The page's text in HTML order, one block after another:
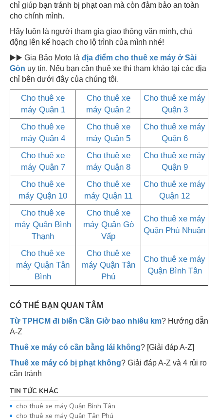
chỉ giúp bạn tránh bị phạt oan mà còn đảm bảo an toàn
cho chính mình.
Hãy luôn là người tham gia giao thông văn minh, chủ
động lên kế hoạch cho lộ trình của mình nhé!
▶️▶️ Gia Bảo Moto là địa điểm cho thuê xe máy ở Sài
Gòn uy tín. Nếu bạn cần thuê xe thì tham khảo tại các địa
chỉ bên dưới đây của chúng tôi.
Cho thuê xe
máy Quận 1
Cho thuê xe
máy Quận 2
Cho thuê xe máy
Quận 3
Cho thuê xe
máy Quận 4
Cho thuê xe
máy Quận 5
Cho thuê xe máy
Quận 6
Cho thuê xe
máy Quận 7
Cho thuê xe
máy Quận 8
Cho thuê xe máy
Quận 9
Cho thuê xe
máy Quận 10
Cho thuê xe
máy Quận 11
Cho thuê xe máy
Quận 12
Cho thuê xe
máy Quận Bình
Thạnh
Cho thuê xe
máy Quận Gò
Vấp
Cho thuê xe máy
Quận Phú Nhuận
Cho thuê xe
máy Quận Tân
Bình
Cho thuê xe
máy Quận Tân
Phú
Cho thuê xe máy
Quận Bình Tân
CÓ THỂ BẠN QUAN TÂM
Từ TPHCM đi biển Cần Giờ bao nhiêu km? Hướng dẫn
A-Z
Thuê xe máy có cần bằng lái không? [Giải đáp A-Z]
Thuê xe máy có bị phạt không? Giải đáp A-Z và 4 rủi ro
cần tránh
TIN TỨC KHÁC
cho thuê xe máy Quận Bình Tân
cho thuê xe máy Quận Tân Phú